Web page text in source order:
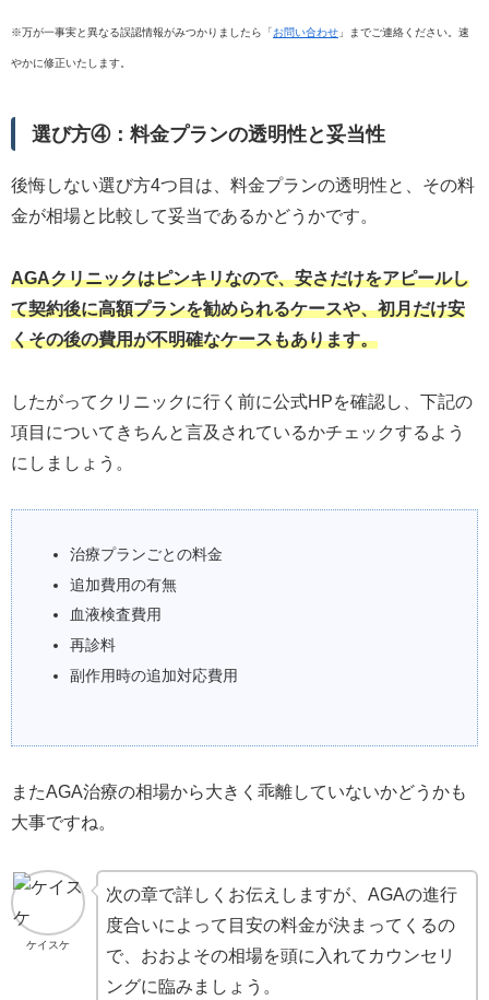
※万が一事実と異なる誤認情報がみつかりましたら「 お問い合わせ 」までご連絡ください。速
やかに修正いたします。
選び方④：料金プランの透明性と妥当性
後悔しない選び方4つ目は、料金プランの透明性と、その料
金が相場と比較して妥当であるかどうかです。
AGAクリニックはピンキリなので、安さだけをアピールし
て契約後に高額プランを勧められるケースや、初月だけ安
くその後の費用が不明確なケースもあります。
したがってクリニックに行く前に公式HPを確認し、下記の
項目についてきちんと言及されているかチェックするよう
にしましょう。
治療プランごとの料金
追加費用の有無
血液検査費用
再診料
副作用時の追加対応費用
またAGA治療の相場から大きく乖離していないかどうかも
大事ですね。
ケイスケ
次の章で詳しくお伝えしますが、AGAの進行
度合いによって目安の料金が決まってくるの
で、おおよその相場を頭に入れてカウンセリ
ングに臨みましょう。